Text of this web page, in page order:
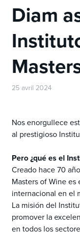
Diam
25 avril 2024
Nos enorgullece
al prestigioso
Pero ¿qué es el
Creado hace 70
Masters of Wine
internacional en el
La misión del
promover la
en todos los